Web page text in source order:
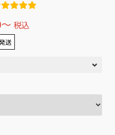
税込
送